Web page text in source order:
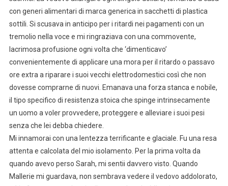
con generi alimentari di marca generica in sacchetti di plastica
sottili. Si scusava in anticipo per i ritardi nei pagamenti con un
tremolio nella voce e mi ringraziava con una commovente,
lacrimosa profusione ogni volta che ‘dimenticavo’
convenientemente di applicare una mora per il ritardo o passavo
ore extra a riparare i suoi vecchi elettrodomestici così che non
dovesse comprarne di nuovi. Emanava una forza stanca e nobile,
il tipo specifico di resistenza stoica che spinge intrinsecamente
un uomo a voler provvedere, proteggere e alleviare i suoi pesi
senza che lei debba chiedere.
Mi innamorai con una lentezza terrificante e glaciale. Fu una resa
attenta e calcolata del mio isolamento. Per la prima volta da
quando avevo perso Sarah, mi sentii davvero visto. Quando
Mallerie mi guardava, non sembrava vedere il vedovo addolorato,